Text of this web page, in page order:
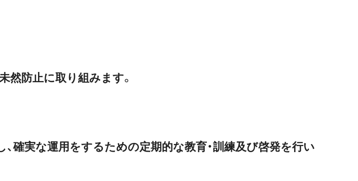
然防止に取り組みます。
確実な運用をするための定期的な教育・訓練及び啓発を行い